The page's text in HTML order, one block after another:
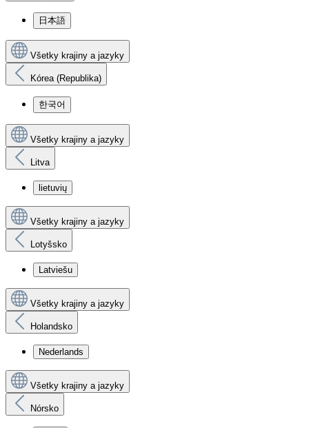
日本語
Všetky krajiny a jazyky
Kórea (Republika)
한국어
Všetky krajiny a jazyky
Litva
lietuvių
Všetky krajiny a jazyky
Lotyšsko
Latviešu
Všetky krajiny a jazyky
Holandsko
Nederlands
Všetky krajiny a jazyky
Nórsko